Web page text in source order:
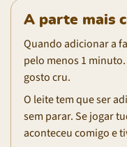
A parte mais
Quando adicionar a
pelo menos 1
gosto cru.
O leite tem que ser
sem parar. Se jogar
aconteceu comigo e